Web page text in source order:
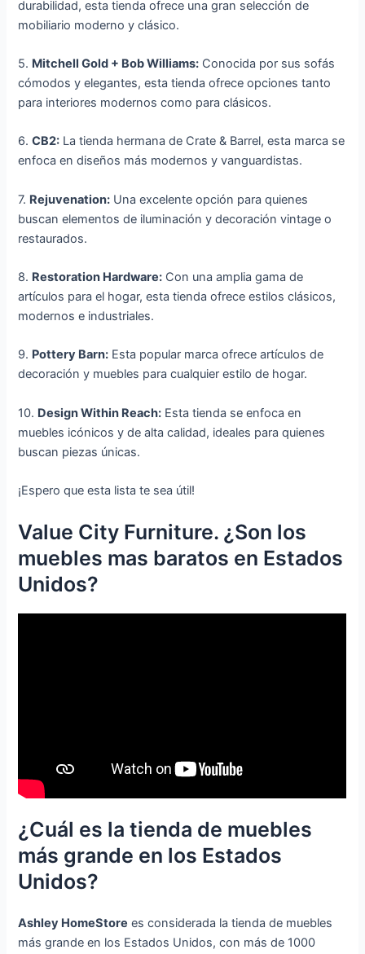
durabilidad, esta tienda ofrece una gran selección de
mobiliario moderno y clásico.
5. Mitchell Gold + Bob Williams: Conocida por sus sofás
cómodos y elegantes, esta tienda ofrece opciones tanto
para interiores modernos como para clásicos.
6.CB2: La tienda hermana de Crate & Barrel, esta marca se
enfoca en diseños más modernos y vanguardistas.
7. Rejuvenation: Una excelente opción para quienes
buscan elementos de iluminación y decoración vintage o
restaurados.
8. Restoration Hardware: Con una amplia gama de
artículos para el hogar, esta tienda ofrece estilos clásicos,
modernos e industriales.
9. Pottery Barn: Esta popular marca ofrece artículos de
decoración y muebles para cualquier estilo de hogar.
10. Design Within Reach: Esta tienda se enfoca en
muebles icónicos y de alta calidad, ideales para quienes
buscan piezas únicas.
¡Espero que esta lista te sea útil!
Value City Furniture. ¿Son los
muebles mas baratos en Estados
Unidos?
¿Cuál es la tienda de muebles
más grande en los Estados
Unidos?
Ashley HomeStore es considerada la tienda de muebles
más grande en los Estados Unidos, con más de 1000